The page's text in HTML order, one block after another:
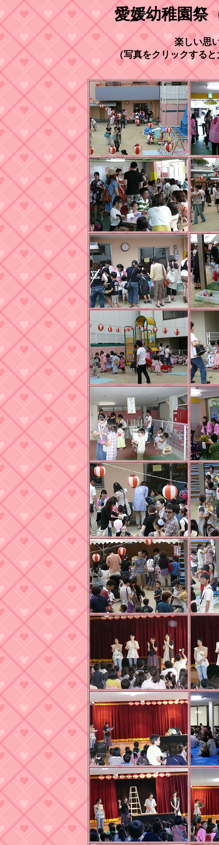
愛媛幼稚園祭
楽しい思
（写真をクリックする